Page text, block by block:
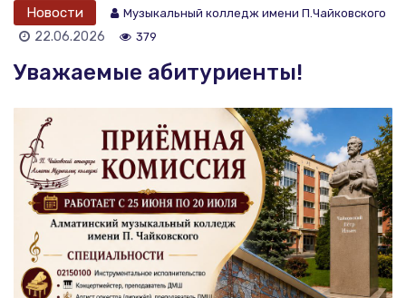
Новости Музыкальный колледж имени П.Чайковского
22.06.2026 379
Уважаемые абитуриенты!